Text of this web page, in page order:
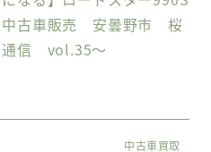
古車販売 安曇野市 桜
信 vol.35〜
中古車買取